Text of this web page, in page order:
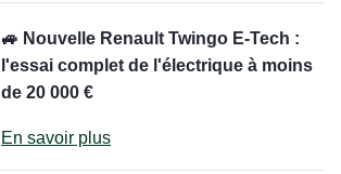
🚙 Nouvelle Renault Twingo E-Tech :
l'essai complet de l'électrique à moins
de 20 000 €
En savoir plus